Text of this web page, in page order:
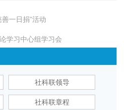
一日捐”活动
学习中心组学习会
社科联领导
社科联章程